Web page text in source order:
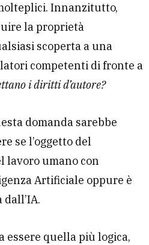
Innanzitutto,
la proprietà
scoperta a una
competenti di fronte a
i diritti d’autore?
domanda sarebbe
se l’oggetto del
lavoro umano con
Artificiale oppure è
essere quella più logica,